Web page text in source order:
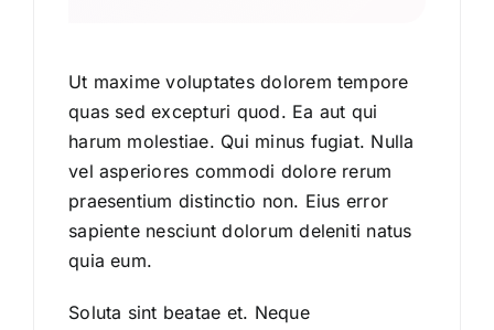
Ut maxime voluptates dolorem tempore
quas sed excepturi quod. Ea aut qui
harum molestiae. Qui minus fugiat. Nulla
vel asperiores commodi dolore rerum
praesentium distinctio non. Eius error
sapiente nesciunt dolorum deleniti natus
quia eum.
Soluta sint beatae et. Neque